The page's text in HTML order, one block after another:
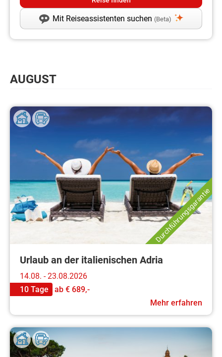
Mit Reiseassistenten suchen (Beta)
AUGUST
Durchführungsgarantie
Urlaub an der italienischen Adria
14.08. - 23.08.2026
10 Tage
ab € 689,-
Mehr erfahren